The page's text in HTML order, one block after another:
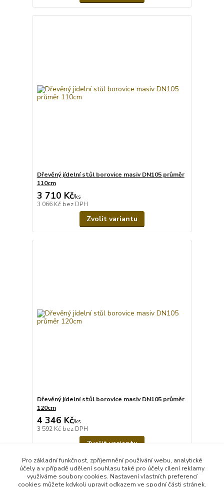
Dřevěný jídelní stůl borovice masiv DN105 průměr
110cm
3 710 Kč/ks
3 066 Kč bez DPH
Zvolit variantu
Dřevěný jídelní stůl borovice masiv DN105 průměr
120cm
4 346 Kč/ks
3 592 Kč bez DPH
Zvolit variantu
strana z 1
Pro základní funkčnost, zpříjemnění používání webu, analytické
účely a v případě udělení souhlasu také pro účely cílení reklamy
využíváme soubory cookies. Nastavení vlastních preferencí
cookies můžete kdykoli upravit odkazem ve spodní části stránek.